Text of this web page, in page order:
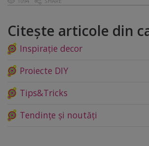
Citește articole din
Inspirație decor
Proiecte DIY
Tips&Tricks
Tendințe și noutăți